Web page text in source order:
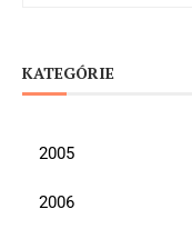
KATEGÓRIE
2005
2006